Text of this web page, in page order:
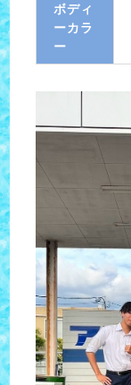
ボディ
ーカラ
ー